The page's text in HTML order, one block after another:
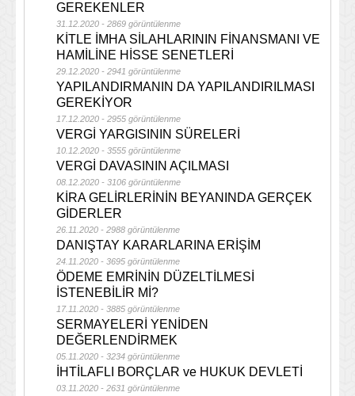
GEREKENLER
31.12.2020 - 2869 görüntülenme
KİTLE İMHA SİLAHLARININ FİNANSMANI VE
HAMİLİNE HİSSE SENETLERİ
29.12.2020 - 2941 görüntülenme
YAPILANDIRMANIN DA YAPILANDIRILMASI
GEREKİYOR
17.12.2020 - 2955 görüntülenme
VERGİ YARGISININ SÜRELERİ
10.12.2020 - 3555 görüntülenme
VERGİ DAVASININ AÇILMASI
08.12.2020 - 3106 görüntülenme
KİRA GELİRLERİNİN BEYANINDA GERÇEK
GİDERLER
26.11.2020 - 2988 görüntülenme
DANIŞTAY KARARLARINA ERİŞİM
24.11.2020 - 3695 görüntülenme
ÖDEME EMRİNİN DÜZELTİLMESİ
İSTENEBİLİR Mİ?
17.11.2020 - 3885 görüntülenme
SERMAYELERİ YENİDEN
DEĞERLENDİRMEK
05.11.2020 - 3234 görüntülenme
İHTİLAFLI BORÇLAR ve HUKUK DEVLETİ
03.11.2020 - 2631 görüntülenme